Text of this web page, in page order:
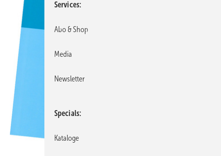
Services
Abo & Shop
Media
Newsletter
Specials
Kataloge